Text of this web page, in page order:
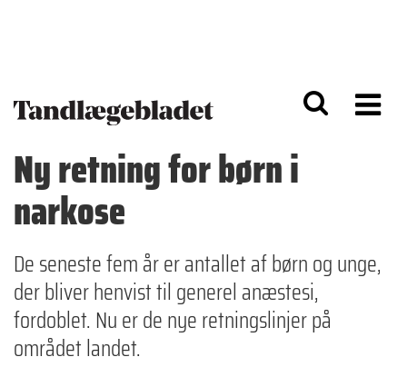
Ny retning for børn i
narkose
De seneste fem år er antallet af børn og unge,
der bliver henvist til generel anæstesi,
fordoblet. Nu er de nye retningslinjer på
området landet.